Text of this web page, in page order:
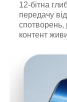
12-бітна
передачу
спотворень,
контент